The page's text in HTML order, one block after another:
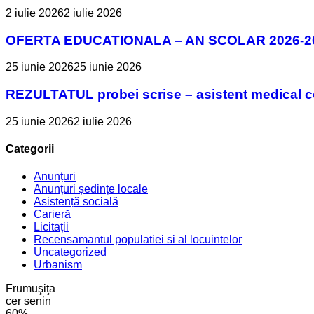
2 iulie 20262 iulie 2026
OFERTA EDUCATIONALA – AN SCOLAR 2026-
25 iunie 202625 iunie 2026
REZULTATUL probei scrise – asistent medical
25 iunie 20262 iulie 2026
Categorii
Anunțuri
Anunțuri ședințe locale
Asistență socială
Carieră
Licitații
Recensamantul populatiei si al locuintelor
Uncategorized
Urbanism
Frumuşiţa
cer senin